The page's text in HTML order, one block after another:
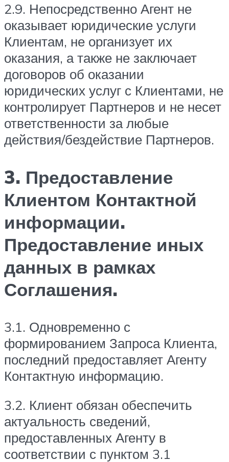
2.9. Непосредственно Агент не
оказывает юридические услуги
Клиентам, не организует их
оказания, а также не заключает
договоров об оказании
юридических услуг с Клиентами, не
контролирует Партнеров и не несет
ответственности за любые
действия/бездействие Партнеров.
3. Предоставление
Клиентом Контактной
информации.
Предоставление иных
данных в рамках
Соглашения.
3.1. Одновременно с
формированием Запроса Клиента,
последний предоставляет Агенту
Контактную информацию.
3.2. Клиент обязан обеспечить
актуальность сведений,
предоставленных Агенту в
соответствии с пунктом 3.1